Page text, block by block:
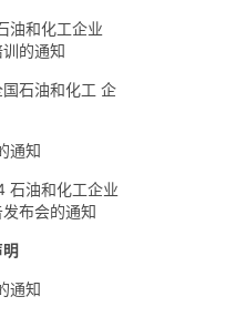
油和化工企业
的通知
石油和化工 企
通知
油和化工企业
布会的通知
通知